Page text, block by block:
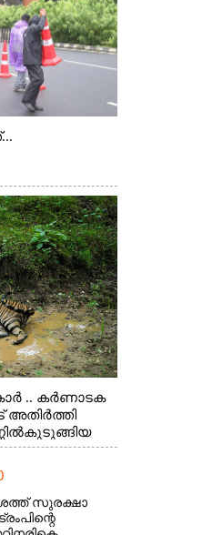
.. കർണാടക
അതിർത്തി
സുരക്ഷാ